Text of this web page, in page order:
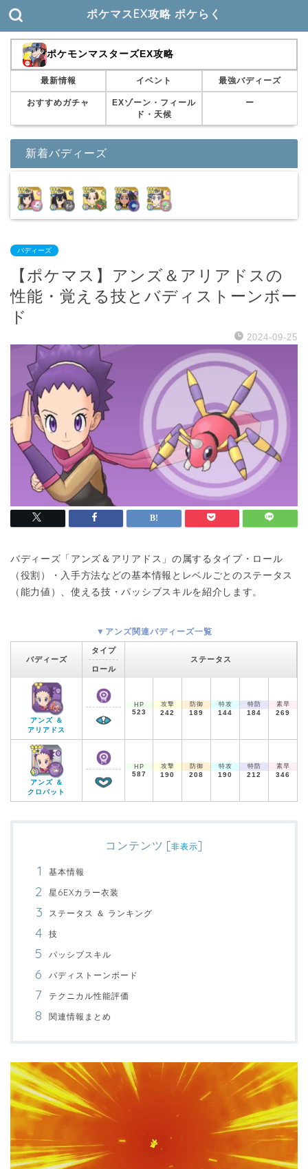
ポケマスEX攻略 ポケらく
ポケモンマスターズEX攻略
最新情報 イベント 最強バディーズ
おすすめガチャ
EXゾーン・フィール
ド・天候
ー
新着バディーズ
バディーズ
【ポケマス】アンズ＆アリアドスの
性能・覚える技とバディストーンボー
ド
2024-09-25
バディーズ「アンズ＆アリアドス」の属するタイプ・ロール
（役割）・入手方法などの基本情報とレベルごとのステータス
（能力値）、使える技・パッシブスキルを紹介します。
▼アンズ関連バディーズ一覧
バディーズ
タイプ
ロール
ステータス
アンズ ＆
アリアドス
HP
523
攻撃
242
防御
189
特攻
144
特防
184
素早
269
アンズ ＆
クロバット
HP
587
攻撃
190
防御
208
特攻
190
特防
212
素早
346
コンテンツ [非表示]
基本情報
星6EXカラー衣装
ステータス ＆ ランキング
技
パッシブスキル
バディストーンボード
テクニカル性能評価
関連情報まとめ